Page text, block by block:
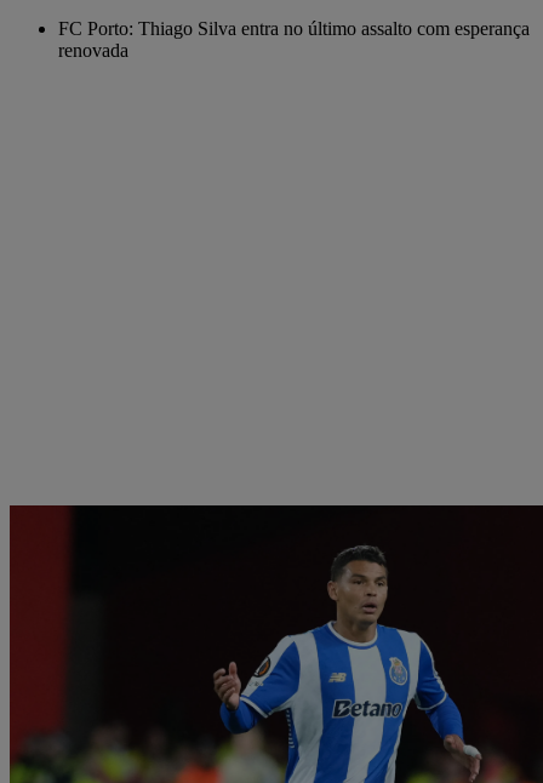
FC Porto: Thiago Silva entra no último assalto com esperança
renovada